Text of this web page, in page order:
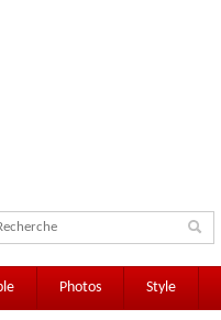
Photos Style